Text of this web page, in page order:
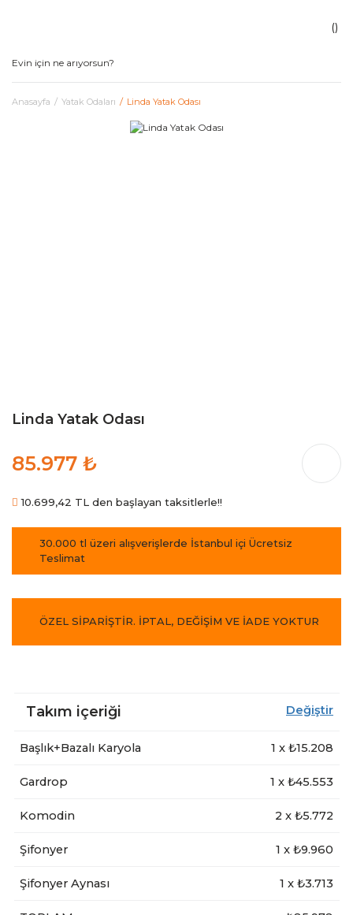
Anasayfa Yatak Odaları Linda Yatak Odası
Linda Yatak Odası
85.977 ₺
10.699,42 TL den başlayan taksitlerle!!
30.000 tl üzeri alışverişlerde İstanbul içi Ücretsiz
Teslimat
ÖZEL SİPARİŞTİR. İPTAL, DEĞİŞİM VE İADE YOKTUR
Takım içeriği Değiştir
Başlık+Bazalı Karyola 1 x ₺15.208
Gardrop 1 x ₺45.553
Komodin 2 x ₺5.772
Şifonyer 1 x ₺9.960
Şifonyer Aynası 1 x ₺3.713